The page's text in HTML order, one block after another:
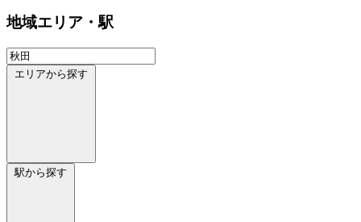
地域エリア・駅
エリアから探す
駅から探す